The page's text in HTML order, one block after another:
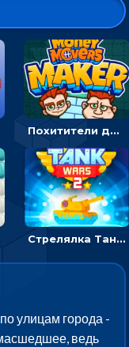
Похитители денег: управляйте друзьями и соберите все мешки с долларами
Стрелялка Танковые войны: бить по танку врага, чтобы уничтожить зло
улицам города -
ведь